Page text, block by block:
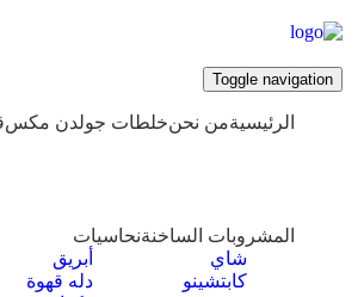
Toggle navigation
الرئيسيةمن نحنخلطات جولدن مكس
المشروبات الساخنة
شاي
كابتشينو
نحاسيات
أبريق
‏دله قهوة